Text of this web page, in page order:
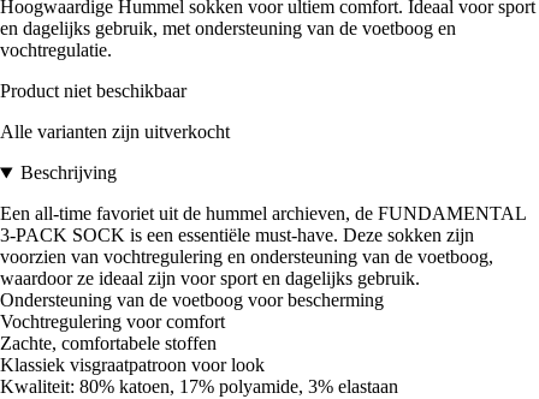
Hoogwaardige Hummel sokken voor ultiem comfort. Ideaal voor sport
en dagelijks gebruik, met ondersteuning van de voetboog en
vochtregulatie.
Product niet beschikbaar
Alle varianten zijn uitverkocht
Beschrijving
Een all-time favoriet uit de hummel archieven, de FUNDAMENTAL
3-PACK SOCK is een essentiële must-have. Deze sokken zijn
voorzien van vochtregulering en ondersteuning van de voetboog,
waardoor ze ideaal zijn voor sport en dagelijks gebruik.
Ondersteuning van de voetboog voor bescherming
Vochtregulering voor comfort
Zachte, comfortabele stoffen
Klassiek visgraatpatroon voor look
Kwaliteit: 80% katoen, 17% polyamide, 3% elastaan